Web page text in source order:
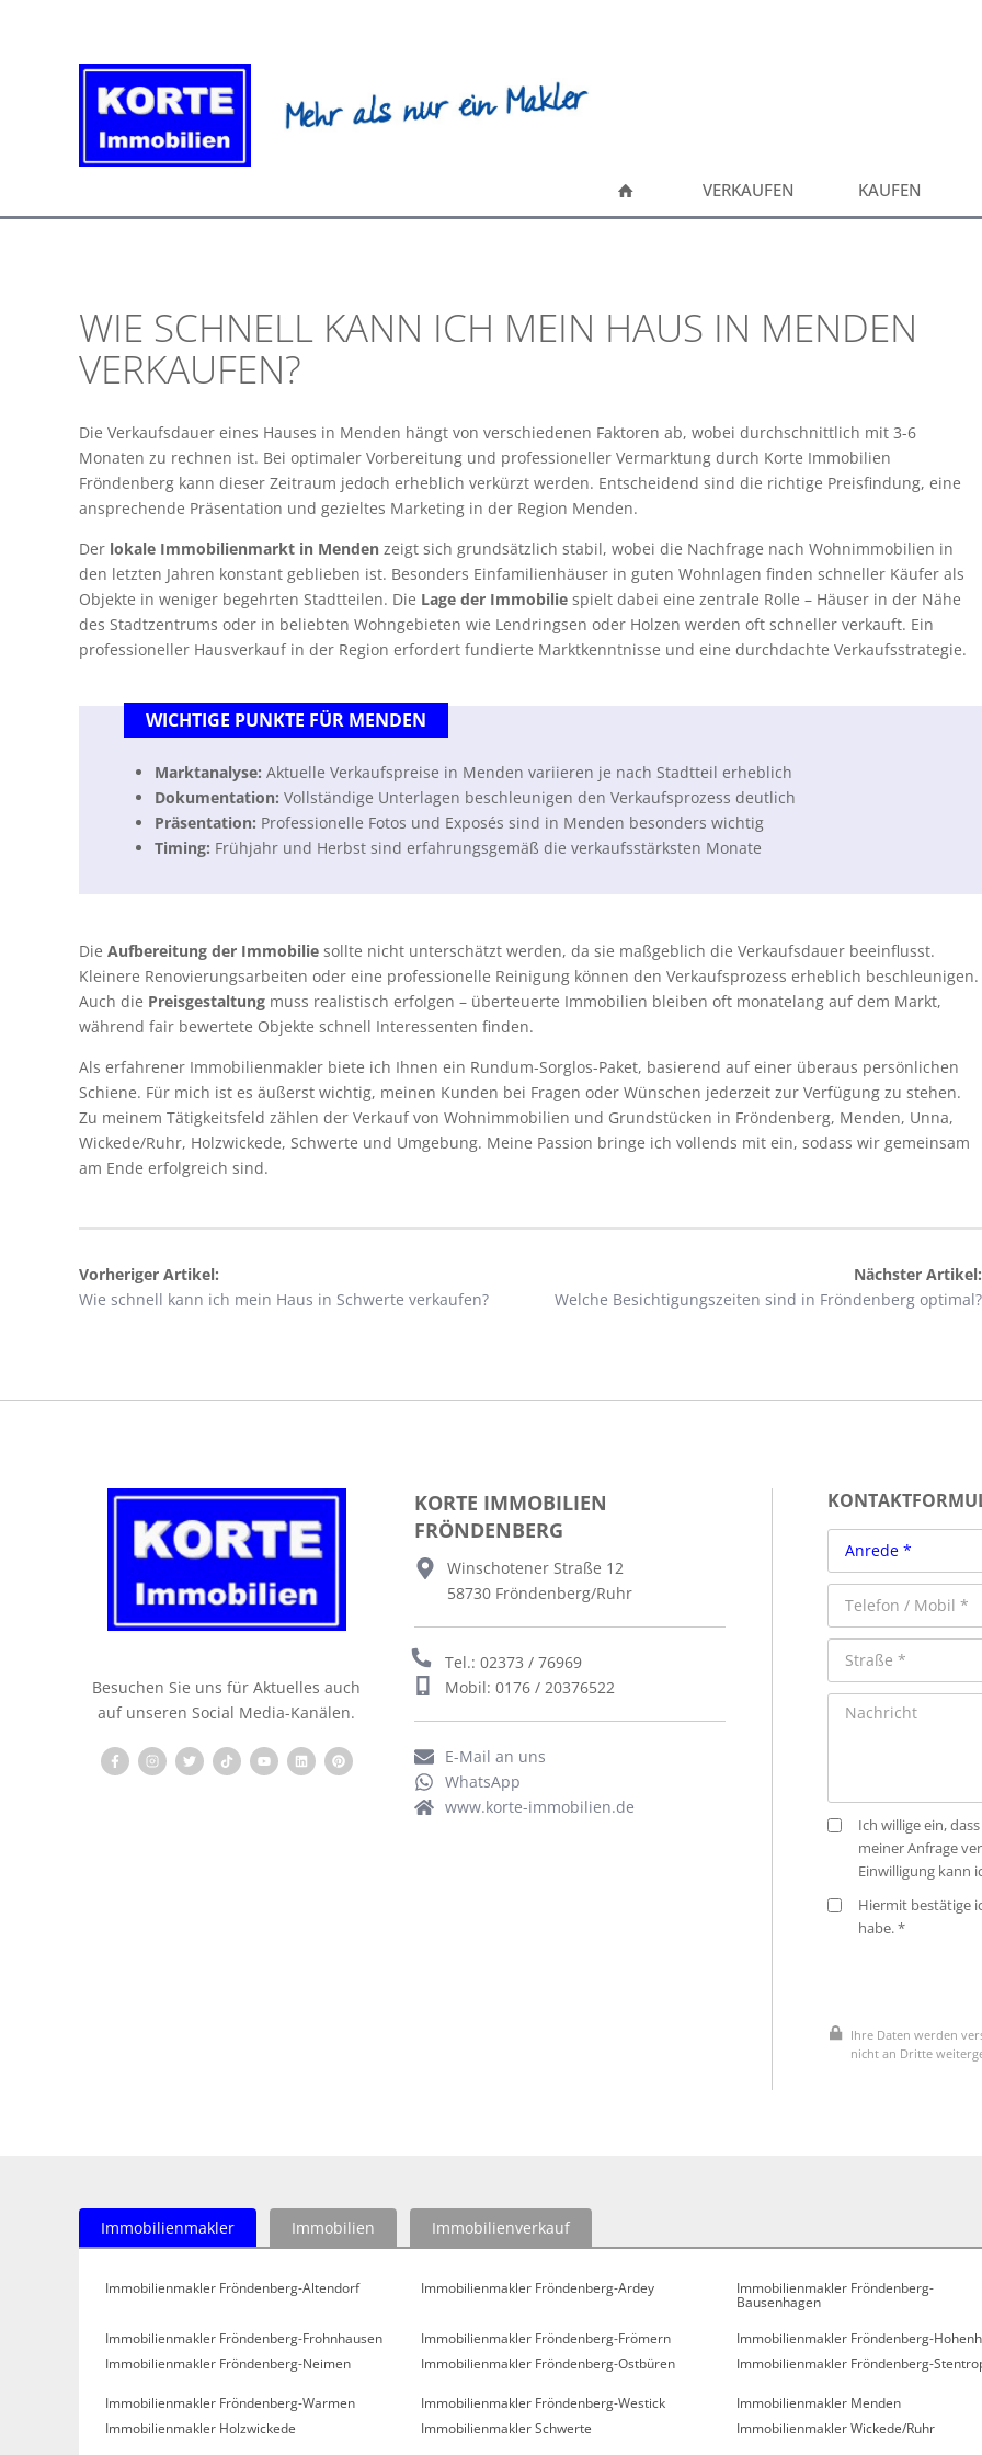
VERKAUFEN KAUFEN
WIE SCHNELL KANN ICH MEIN HAUS IN MENDEN
VERKAUFEN?
Die Verkaufsdauer eines Hauses in Menden hängt von verschiedenen Faktoren ab, wobei durchschnittlich mit 3-6
Monaten zu rechnen ist. Bei optimaler Vorbereitung und professioneller Vermarktung durch Korte Immobilien
Fröndenberg kann dieser Zeitraum jedoch erheblich verkürzt werden. Entscheidend sind die richtige Preisfindung, eine
ansprechende Präsentation und gezieltes Marketing in der Region Menden.
Der lokale Immobilienmarkt in Menden zeigt sich grundsätzlich stabil, wobei die Nachfrage nach Wohnimmobilien in
den letzten Jahren konstant geblieben ist. Besonders Einfamilienhäuser in guten Wohnlagen finden schneller Käufer als
Objekte in weniger begehrten Stadtteilen. Die Lage der Immobilie spielt dabei eine zentrale Rolle – Häuser in der Nähe
des Stadtzentrums oder in beliebten Wohngebieten wie Lendringsen oder Holzen werden oft schneller verkauft. Ein
professioneller Hausverkauf in der Region erfordert fundierte Marktkenntnisse und eine durchdachte Verkaufsstrategie.
WICHTIGE PUNKTE FÜR MENDEN
Marktanalyse: Aktuelle Verkaufspreise in Menden variieren je nach Stadtteil erheblich
Dokumentation: Vollständige Unterlagen beschleunigen den Verkaufsprozess deutlich
Präsentation: Professionelle Fotos und Exposés sind in Menden besonders wichtig
Timing: Frühjahr und Herbst sind erfahrungsgemäß die verkaufsstärksten Monate
Die Aufbereitung der Immobilie sollte nicht unterschätzt werden, da sie maßgeblich die Verkaufsdauer beeinflusst.
Kleinere Renovierungsarbeiten oder eine professionelle Reinigung können den Verkaufsprozess erheblich beschleunigen.
Auch die Preisgestaltung muss realistisch erfolgen – überteuerte Immobilien bleiben oft monatelang auf dem Markt,
während fair bewertete Objekte schnell Interessenten finden.
Als erfahrener Immobilienmakler biete ich Ihnen ein Rundum-Sorglos-Paket, basierend auf einer überaus persönlichen
Schiene. Für mich ist es äußerst wichtig, meinen Kunden bei Fragen oder Wünschen jederzeit zur Verfügung zu stehen.
Zu meinem Tätigkeitsfeld zählen der Verkauf von Wohnimmobilien und Grundstücken in Fröndenberg, Menden, Unna,
Wickede/Ruhr, Holzwickede, Schwerte und Umgebung. Meine Passion bringe ich vollends mit ein, sodass wir gemeinsam
am Ende erfolgreich sind.
Vorheriger Artikel:
Wie schnell kann ich mein Haus in Schwerte verkaufen?
Nächster Artikel:
Welche Besichtigungszeiten sind in Fröndenberg optimal?
Besuchen Sie uns für Aktuelles auch
auf unseren Social Media-Kanälen.
KORTE IMMOBILIEN
FRÖNDENBERG
Winschotener Straße 12
58730 Fröndenberg/Ruhr
Tel.: 02373 / 76969
Mobil: 0176 / 20376522
E-Mail an uns
WhatsApp
www.korte-immobilien.de
Ich willige ein,
meiner Anfrage
Einwilligung kann
Hiermit bestätige
habe. *
Ihre Daten werden
nicht an Dritte
Immobilienmakler Immobilien Immobilienverkauf
Immobilienmakler Fröndenberg-Altendorf Immobilienmakler Fröndenberg-Ardey
Immobilienmakler Fröndenberg-
Bausenhagen
Immobilienmakler Fröndenberg-Frohnhausen
Immobilienmakler Fröndenberg-Frömern Immobilienmakler Fröndenberg-
Immobilienmakler Fröndenberg-Neimen
Immobilienmakler Fröndenberg-Ostbüren Immobilienmakler Fröndenberg-
Immobilienmakler Fröndenberg-Warmen
Immobilienmakler Fröndenberg-Westick Immobilienmakler Menden
Immobilienmakler Holzwickede
Immobilienmakler Schwerte Immobilienmakler Wickede/Ruhr